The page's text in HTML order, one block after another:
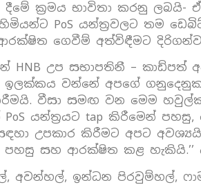
දීමේ ක්‍රමය භාවිතා කරනු ලබයි-
PoS යන්ත්‍රවලට තම
ගෙවීම් අත්විඳීමට
HNB උප සභාපතිනී –
ඉලක්කය වන්නේ අපගේ
වීසා සමඟ වන මෙම
යන්ත්‍රයට tap කිරීමෙන්
උපකාර කිරීමට අපට
පහසු සහ ආරක්ෂිත කළ හැකියි.’’
අවන්හල්, ඉන්ධන පිරවුම්හල්,